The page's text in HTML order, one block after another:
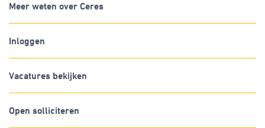
Meer weten over Ceres
Inloggen
Vacatures bekijken
Open solliciteren